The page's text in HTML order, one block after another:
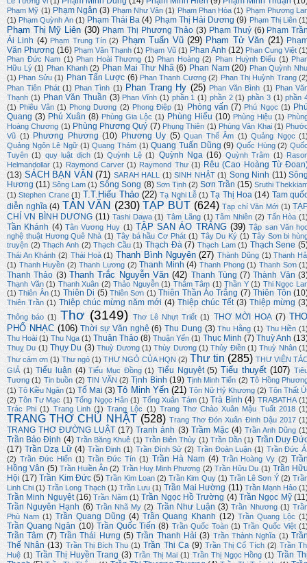
Phạm Mỹ (1) Phạm Ngân (3) Phạm Như Vân (1) Phạm Phan Hòa (1) Phạm Phương
(1) Phạm Quỳnh An (1) Phạm Thái Ba (4) Phạm Thị Hải Dương (9) Phạm Thị Liên
Phạm Thị Mỹ Liên (30) Phạm Thị Phương Thảo (3) Phạm Thuý (6) Phạm
Ái Linh (4) Phạm Trung Tín (2) Phạm Tuấn Vũ (29) Phạm Tử Văn (21)
Văn Phương (16) Phạm Văn Thạnh (1) Phạm Vũ (1) Phan Anh (12) Phan Cung Việt
Phan Đức Nam (1) Phan Hoài Thương (1) Phan Hoàng (2) Phan Huỳnh Điểu (1)
Hữu Lý (1) Phan Khanh (2) Phan Mai Thư Nhã (6) Phan Nam (20) Phan Quỳnh
(1) Phan Sửu (1) Phan Tấn Lược (6) Phan Thanh Cương (2) Phan Thị Huỳnh Trang
Phan Tiên Phát (1) Phan Tình (1) Phan Trang Hy (25) Phan Văn Bình (1) Phan
Thạnh (1) Phan Văn Thuần (3) Phan Vĩnh (1) phần 1 (1) phần 2 (1) phần 3 (1) phần
(1) Phiêu Vân (1) Phong Dương (2) Phong Điệp (1) Phỏng vấn (7) Phú Ngọc (1)
Quang (3) Phú Xuân (8) Phùng Gia Lộc (1) Phùng Hiếu (10) Phùng Hiệu (1)
Hoàng Chương (1) Phùng Phương Quý (7) Phụng Thiên (1) Phùng Văn Khai (1)
Vũ (1) Phương Phương (10) Phương Uy (5) Quan Thế Âm (1) Quảng Ngọc
Quảng Ngôn Lê Ngữ (1) Quang Thám (1) Quang Tuấn Dũng (9) Quốc Hùng (2)
Tuyên (1) quy luật dịch (1) Quỳnh Lệ (1) Quỳnh Nga (16) Quỳnh Trâm (1)
Helmandollar (1) Raymond Carver (1) Raymond Thư (1) Rêu (Cao Hoàng Từ
(13) SÁCH BẠN VĂN (71) SARAH HALL (1) SINH NHẬT (1) Song Ninh (11)
Hương (11) Sông Lam (1) Sông Song (8) Sơn Tịnh (2) Sơn Trần (15) Sruthi
(1) Stephen Crane (1) T.T.Hiếu Thảo (22) Tạ Nghi Lễ (1) Tạ Thị Hoa (14) Tam
diễn nghĩa (4) TẢN VĂN (230) TẠP BÚT (624) Tạp chí Văn Mới (1)
CHÍ VN BÌNH DƯƠNG (11) Tashi Dawa (1) Tâm Lãng (1) Tâm Nhiên (2) Tấn Hòa
Tần Khánh (4) Tân Vương Huy (1) TẬP SAN ÁO TRẮNG (39) Tập san Văn
nghệ thuật Hương Quê Nhà (1) Tây bá hầu Cơ Phát (1) Tây Du Ký (1) Tây Sơn bi
truyện (2) Thạch Anh (2) Thạch Cầu (1) Thạch Đà (7) Thạch Lam (1) Thạch Sene
Thái An Khánh (2) Thái Hoà (1) Thanh Bình Nguyên (27) Thành Dũng (1) Thanh
(1) Thanh Huyền (2) Thanh Lương (2) Thanh Minh (4) Thanh Phong (1) Thanh Sơn
Thanh Thảo (3) Thanh Trắc Nguyễn Văn (42) Thanh Tùng (7) Thành Văn
Thạnh Văn (1) Thanh Xuân (2) Thảo Nguyễn (1) Thâm Tâm (1) Thần Y (1) Thi Ngọc
(1) Thiên Ân (1) Thiên Di (5) Thiên Sơn (1) Thiên Thần Áo Trắng (7) Thiên Tôn
Thiên Trần (1) Thiệp chúc mừng năm mới (4) Thiệp chúc Tết (3) Thiệp mừng
Thông báo (1) Thơ (3149) Thơ Lê Nhựt Triết (1) THƠ MỜI HOẠ (7)
PHỔ NHẠC (106) Thời sự Văn nghệ (6) Thu Dung (3) Thu Hằng (1) Thu Hiền
Thu Hoài (1) Thu Nga (1) Thuận Thảo (8) Thuận Yến (1) Thục Minh (7) Thuỳ Anh
Thuỵ Du (1) Thụy Du (3) Thuỳ Dương (1) Thùy Dương (1) Thủy Điền (1) Thuỳ Nhân
Thư cảm ơn (1) Thư ngỏ (1) THƯ NGỎ CỦA HQN (2) Thư tin (285) THƯ VIỆN
GIẢ (1) Tiểu luận (4) Tiểu Mục Đồng (1) Tiểu Nguyệt (5) Tiểu thuyết (107)
Tương (1) Tin buồn (2) TIN VĂN (2) Tịnh Bình (19) Tịnh Minh Tiến (2) Tô Hồng
(1) Tô Kiều Ngân (1) Tố Mai (3) Tô Minh Yến (21) Tôn Nữ Hỷ Khương (2) Tôn Thất
(2) Tôn Tư Mạc (1) Tống Ngọc Hân (1) Tống Xuân Tám (1) Trà Bình (4) TRABATHA
Trác Phi (1) Trang Linh (1) Trang Lộc (1) Trang Thơ Chào Xuân Mậu Tuất 2018
TRANG THƠ CHỦ NHẬT (528) Trang Thơ Đón Xuân Đinh Dậu 2017
TRANG THƠ ĐƯỜNG LUẬT (17) Tranh ảnh (3) Trầm Mặc (4) Trần Anh Dũng
Trần Bảo Định (4) Trần Băng Khuê (1) Trần Biên Thùy (1) Trần Dần (1) Trần Duy
(17) Trần Dzạ Lữ (4) Trần Định (1) Trần Đình Sử (2) Trần Đoàn Luận (1) Trần Đức
(2) Trần Đức Hiển (1) Trần Đức Tín (1) Trần Hà Nam (4) Trần Hoàng Vy (2)
Hồng Vân (5) Trần Huiền Ân (2) Trần Huy Minh Phương (2) Trần Hữu Du (1) Trần
Hội (17) Trần Kim Đức (5) Trần Kim Loan (2) Trần Kim Quy (1) Trần Lê Sơn Ý (2)
Linh Chi (1) Trần Long Thạch (1) Trần Lưu (1) Trần Mai Hường (11) Trần Mạnh Hảo
Trần Minh Nguyệt (16) Trần Năm (1) Trần Ngọc Hồ Trường (4) Trần Ngọc Mỹ
Trần Nguyên Hạnh (6) Trần Nhã My (2) Trần Như Luận (3) Trần Nhương (1)
Phù Nam (1) Trần Quang Dũng (4) Trần Quang Khanh (12) Trần Quang Lộc
Trần Quang Ngân (10) Trần Quốc Tiến (8) Trần Quốc Toàn (1) Trần Quốc Việt
Trần Tâm (7) Trần Thái Hưng (5) Trần Thanh Hải (3) Trần Thành Nghĩa (1)
Thế Nhân (13) Trần Thị Bích Thu (1) Trần Thi Ca (9) Trần Thị Cổ Tích (2) Trần
Huệ (1) Trần Thị Huyền Trang (3) Trần Thị Mai (1) Trần Thị Ngọc Hồng (1) Trần